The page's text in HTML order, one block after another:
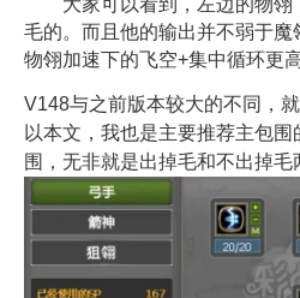
大家可以看到，左边的物翎
毛的。而且他的输出并不弱于魔
物翎加速下的飞空+集中循环更
V148与之前版本较大的不同，
以本文，我也是主要推荐主包
围，无非就是出掉毛和不出掉毛